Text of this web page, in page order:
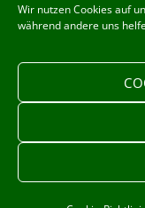
Wir nutzen Cookies auf
während andere uns